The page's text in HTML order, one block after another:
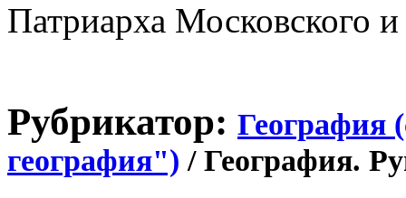
Патриарха Московского
Рубрикатор: География
география") / География.